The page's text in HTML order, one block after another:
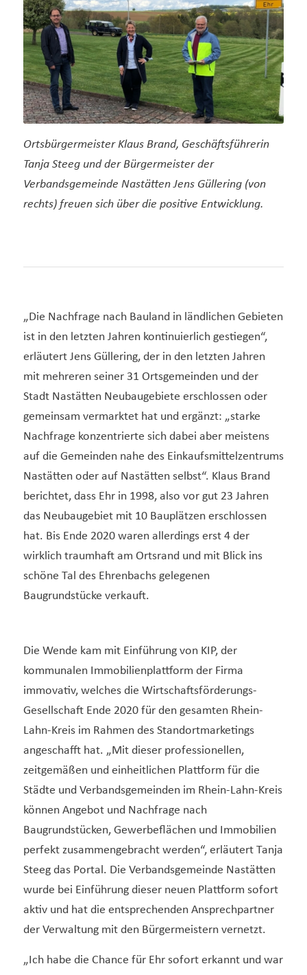
Ortsbürgermeister Klaus Brand, Geschäftsführerin
Tanja Steeg und der Bürgermeister der
Verbandsgemeinde Nastätten Jens Güllering (von
rechts) freuen sich über die positive Entwicklung.
„Die Nachfrage nach Bauland in ländlichen Gebieten
ist in den letzten Jahren kontinuierlich gestiegen“,
erläutert Jens Güllering, der in den letzten Jahren
mit mehreren seiner 31 Ortsgemeinden und der
Stadt Nastätten Neubaugebiete erschlossen oder
gemeinsam vermarktet hat und ergänzt: „starke
Nachfrage konzentrierte sich dabei aber meistens
auf die Gemeinden nahe des Einkaufsmittelzentrums
Nastätten oder auf Nastätten selbst“. Klaus Brand
berichtet, dass Ehr in 1998, also vor gut 23 Jahren
das Neubaugebiet mit 10 Bauplätzen erschlossen
hat. Bis Ende 2020 waren allerdings erst 4 der
wirklich traumhaft am Ortsrand und mit Blick ins
schöne Tal des Ehrenbachs gelegenen
Baugrundstücke verkauft.
Die Wende kam mit Einführung von KIP, der
kommunalen Immobilienplattform der Firma
immovativ, welches die Wirtschaftsförderungs-
Gesellschaft Ende 2020 für den gesamten Rhein-
Lahn-Kreis im Rahmen des Standortmarketings
angeschafft hat. „Mit dieser professionellen,
zeitgemäßen und einheitlichen Plattform für die
Städte und Verbandsgemeinden im Rhein-Lahn-Kreis
können Angebot und Nachfrage nach
Baugrundstücken, Gewerbeflächen und Immobilien
perfekt zusammengebracht werden“, erläutert Tanja
Steeg das Portal. Die Verbandsgemeinde Nastätten
wurde bei Einführung dieser neuen Plattform sofort
aktiv und hat die entsprechenden Ansprechpartner
der Verwaltung mit den Bürgermeistern vernetzt.
„Ich habe die Chance für Ehr sofort erkannt und war